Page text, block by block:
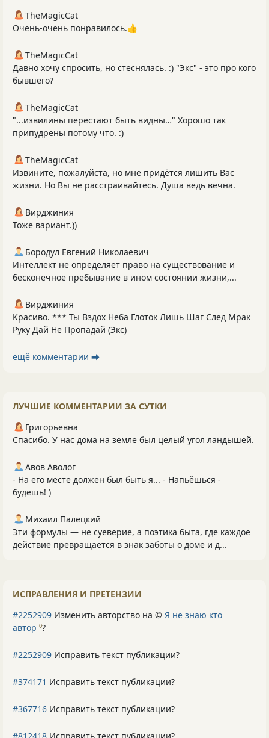
TheMagicCat
Очень-очень понравилось.👍
TheMagicCat
Давно хочу спросить, но стеснялась. :) "Экс" - это про кого
бывшего?
TheMagicCat
"...извилины перестают быть видны…" Хорошо так
припудрены потому что. :)
TheMagicCat
Извините, пожалуйста, но мне придётся лишить Вас
жизни. Но Вы не расстраивайтесь. Душа ведь вечна.
Вирджиния
Тоже вариант.))
Бородул Евгений Николаевич
Интеллект не определяет право на существование и
бесконечное пребывание в ином состоянии жизни,...
Вирджиния
Красиво. *** Ты Вздох Неба Глоток Лишь Шаг След Мрак
Руку Дай Не Пропадай (Экс)
ещё комментарии ⮕
ЛУЧШИЕ КОММЕНТАРИИ ЗА СУТКИ
Григорьевна
Спасибо. У нас дома на земле был целый угол ландышей.
Авов Аволог
- На его месте должен был быть я... - Напьёшься -
будешь! )
Михаил Палецкий
Эти формулы — не суеверие, а поэтика быта, где каждое
действие превращается в знак заботы о доме и д...
ИСПРАВЛЕНИЯ И ПРЕТЕНЗИИ
#2252909 Изменить авторство на © Я не знаю кто
автор 0?
#2252909 Исправить текст публикации?
#374171 Исправить текст публикации?
#367716 Исправить текст публикации?
#812418 Исправить текст публикации?